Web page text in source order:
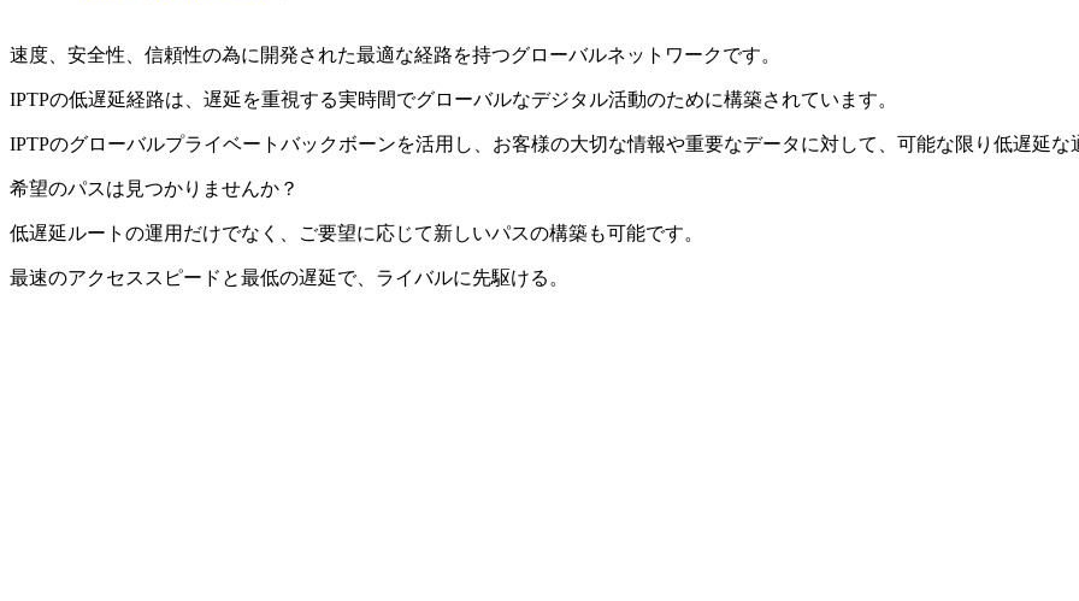
速度、安全性、信頼性の為に開発された最適な経路を持つグローバルネットワークです。
IPTPの低遅延経路は、遅延を重視する実時間でグローバルなデジタル活動のために構築されています。
IPTPのグローバルプライベートバックボーンを活用し、お客様の大切な情報や重要なデータに対して、可能な限り低遅延な
希望のパスは見つかりませんか？
低遅延ルートの運用だけでなく、ご要望に応じて新しいパスの構築も可能です。
最速のアクセススピードと最低の遅延で、ライバルに先駆ける。